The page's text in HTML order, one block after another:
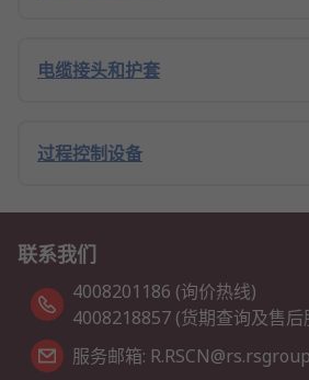
电缆接头和护套
过程控制设备
联系我们
4008201186 (询价热线)
4008218857 (货期查询及售后
服务邮箱: